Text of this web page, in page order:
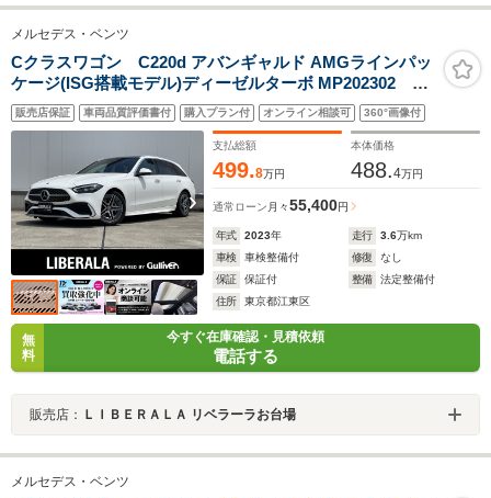
メルセデス・ベンツ
Cクラスワゴン C220d アバンギャルド AMGラインパッ
ケージ(ISG搭載モデル)ディーゼルターボ MP202302
AMGラインパッケージ パノラミックスライディングルー
フ ベーシックパッケージ ヘッドアップディスプレイ レー
ダーセーフティパッケージ MBUX ナビ DTV 360°カメラ
ドライブレコーダー ETC 電動トランク
販売店保証 車両品質評価書付 購入プラン付 オンライン相談可 360°画像付
支払総額
499.8万円
本体価格
488.4万円
通常ローン 月々55,400円
年式 2023年 走行 3.6万km
車検
車検整備付 修復
なし
保証
保証付 整備
法定整備付
住所
東京都江東区
無
料
今すぐ在庫確認・見積依頼
電話する
販売店： ＬＩＢＥＲＡＬＡ リベラーラお台場
メルセデス・ベンツ